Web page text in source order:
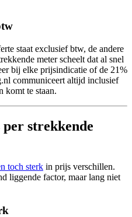
staat exclusief btw, de andere
meter scheelt dat al snel
bij elke prijsindicatie of de 21%
communiceert altijd inclusief
komt te staan.
strekkende
toch sterk in prijs verschillen.
liggende factor, maar lang niet